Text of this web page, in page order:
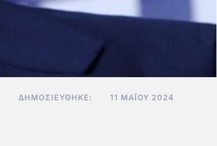
ΔΗΜΟΣΙΕΎΘΗΚΕ: 11 ΜΑΪ́ΟΥ 2024